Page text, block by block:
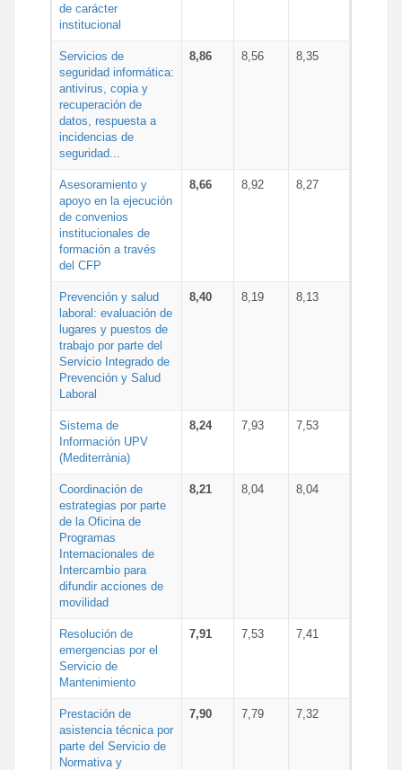
de carácter
institucional
Servicios de
seguridad informática:
antivirus, copia y
recuperación de
datos, respuesta a
incidencias de
seguridad...
8,86 8,56 8,35
Asesoramiento y
apoyo en la ejecución
de convenios
institucionales de
formación a través
del CFP
8,66 8,92 8,27
Prevención y salud
laboral: evaluación de
lugares y puestos de
trabajo por parte del
Servicio Integrado de
Prevención y Salud
Laboral
8,40 8,19 8,13
Sistema de
Información UPV
(Mediterrània)
8,24 7,93 7,53
Coordinación de
estrategias por parte
de la Oficina de
Programas
Internacionales de
Intercambio para
difundir acciones de
movilidad
8,21 8,04 8,04
Resolución de
emergencias por el
Servicio de
Mantenimiento
7,91 7,53 7,41
Prestación de
asistencia técnica por
parte del Servicio de
Normativa y
7,90 7,79 7,32